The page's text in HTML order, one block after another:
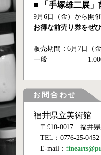
■ 「手塚雄二展」
9月6日（金）から開
お得な前売り券をぜ
販売期間：6月7日（
一般 1,000円 （
お問合わせ
福井県立美術館
〒910-0017 福井県
TEL：0776-25-
E-mail：